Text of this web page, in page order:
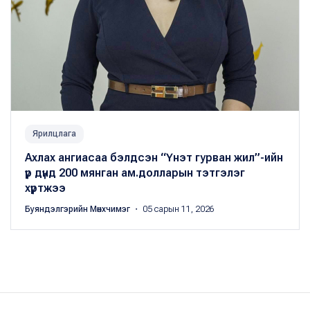
Ярилцлага
Ахлах ангиасаа бэлдсэн “Үнэт гурван жил”-ийн
үр дүнд 200 мянган ам.долларын тэтгэлэг
хүртжээ
Буяндэлгэрийн Мөнхчимэг ・ 05 сарын 11, 2026